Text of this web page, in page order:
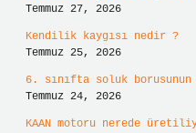
Temmuz 27, 2026
Kendilik kaygısı nedir ?
Temmuz 25, 2026
6. sınıfta soluk
Temmuz 24, 2026
KAAN motoru nerede